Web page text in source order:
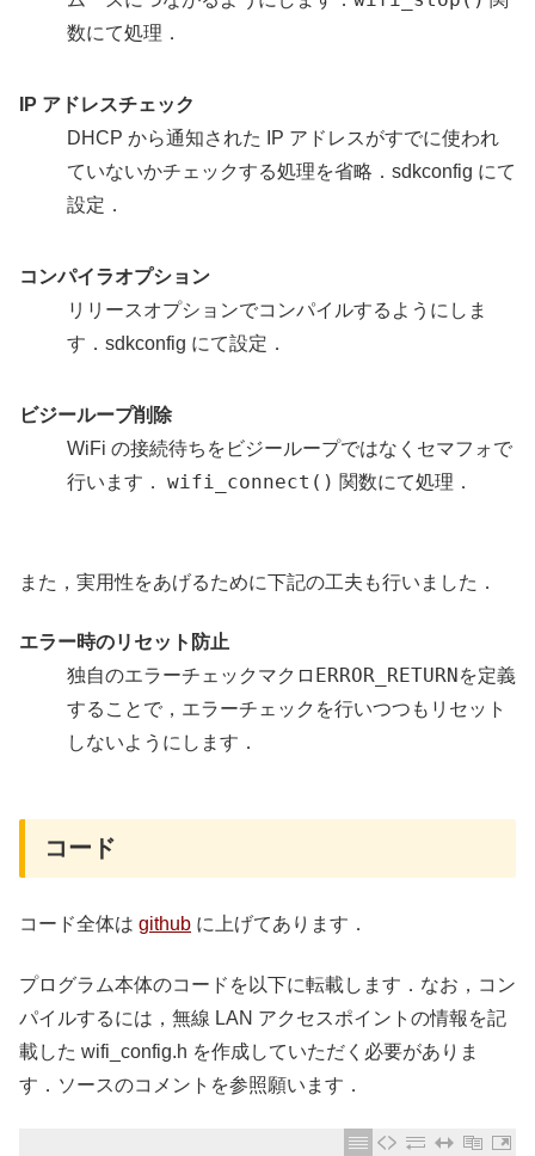
数にて処理．
IP アドレスチェック
DHCP から通知された IP アドレスがすでに使われ
ていないかチェックする処理を省略．sdkconfig にて
設定．
コンパイラオプション
リリースオプションでコンパイルするようにしま
す．sdkconfig にて設定．
ビジーループ削除
WiFi の接続待ちをビジーループではなくセマフォで
行います． wifi_connect() 関数にて処理．
また，実用性をあげるために下記の工夫も行いました．
エラー時のリセット防止
独自のエラーチェックマクロ ERROR_RETURN を定義
することで，エラーチェックを行いつつもリセット
しないようにします．
コード
コード全体は github に上げてあります．
プログラム本体のコードを以下に転載します．なお，コン
パイルするには，無線 LAN アクセスポイントの情報を記
載した wifi_config.h を作成していただく必要がありま
す．ソースのコメントを参照願います．